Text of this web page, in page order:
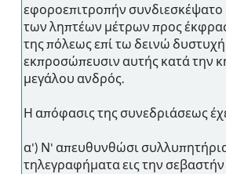
εφοροεπιτροπήν συνδιεσκέψατο
των ληπτέων μέτρων προς
της πόλεως επί τω δεινώ
εκπροσώπευσιν αυτής κατά την
μεγάλου ανδρός.
Η απόφασις της συνεδριάσεως
α') Ν' απευθυνθώσι
τηλεγραφήματα εις την